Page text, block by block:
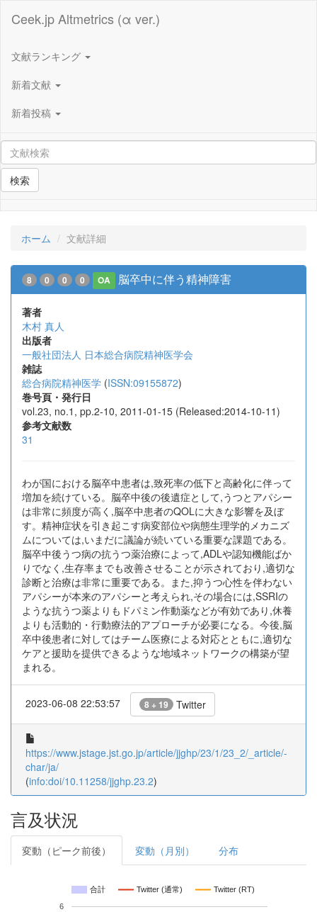
Ceek.jp Altmetrics (α ver.)
文献ランキング
新着文献
新着投稿
検索
ホーム 文献詳細
8 0 0 0 OA 脳卒中に伴う精神障害
著者
木村 真人
出版者
一般社団法人 日本総合病院精神医学会
雑誌
総合病院精神医学 (ISSN:09155872)
巻号頁・発行日
vol.23, no.1, pp.2-10, 2011-01-15 (Released:2014-10-11)
参考文献数
31
わが国における脳卒中患者は,致死率の低下と高齢化に伴って
増加を続けている。脳卒中後の後遺症として,うつとアパシー
は非常に頻度が高く,脳卒中患者のQOLに大きな影響を及ぼ
す。精神症状を引き起こす病変部位や病態生理学的メカニズ
ムについては,いまだに議論が続いている重要な課題である。
脳卒中後うつ病の抗うつ薬治療によって,ADLや認知機能ばか
りでなく,生存率までも改善させることが示されており,適切な
診断と治療は非常に重要である。また,抑うつ心性を伴わない
アパシーが本来のアパシーと考えられ,その場合には,SSRIの
ような抗うつ薬よりもドパミン作動薬などが有効であり,休養
よりも活動的・行動療法的アプローチが必要になる。今後,脳
卒中後患者に対してはチーム医療による対応とともに,適切な
ケアと援助を提供できるような地域ネットワークの構築が望
まれる。
2023-06-08 22:53:57 8 + 19 Twitter
https://www.jstage.jst.go.jp/article/jjghp/23/1/23_2/_article/-
char/ja/
(info:doi/10.11258/jjghp.23.2)
言及状況
変動（ピーク前後） 変動（月別） 分布
合計 Twitter (通常) Twitter (RT)
6